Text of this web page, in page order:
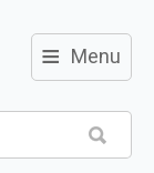
≡ Menu